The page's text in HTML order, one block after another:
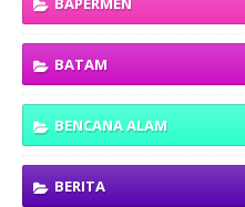
BATAM
BENCANA ALAM
BERITA